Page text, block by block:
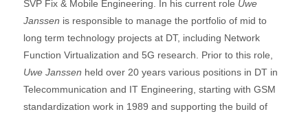
SVP Fix & Mobile Engineering. In his current role Uwe
Janssen is responsible to manage the portfolio of mid to
long term technology projects at DT, including Network
Function Virtualization and 5G research. Prior to this role,
Uwe Janssen held over 20 years various positions in DT in
Telecommunication and IT Engineering, starting with GSM
standardization work in 1989 and supporting the build of